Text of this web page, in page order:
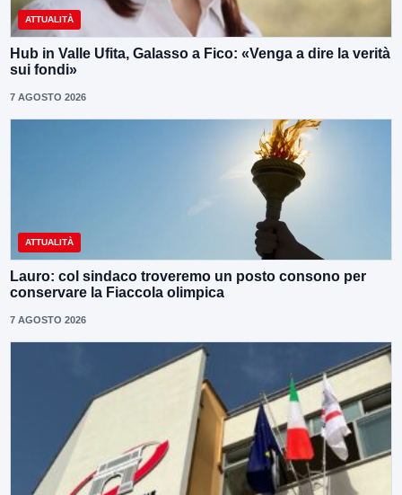
ATTUALITÀ
Hub in Valle Ufita, Galasso a Fico: «Venga a dire la verità
sui fondi»
7 AGOSTO 2026
ATTUALITÀ
Lauro: col sindaco troveremo un posto consono per
conservare la Fiaccola olimpica
7 AGOSTO 2026